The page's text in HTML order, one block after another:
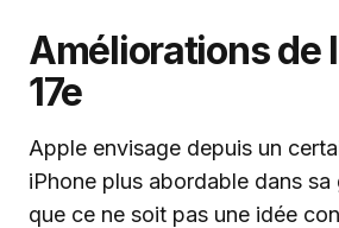
Améliorations de
17e
Apple envisage depuis un
iPhone plus abordable dans sa
que ce ne soit pas une idée